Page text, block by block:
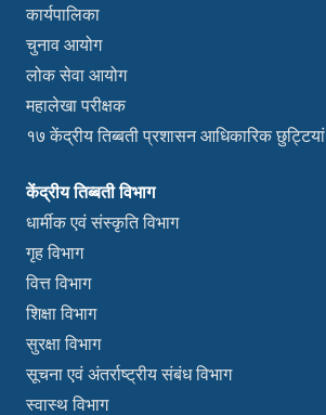
कार्यपालिका
चुनाव आयोग
लोक सेवा आयोग
महालेखा परीक्षक
१७ केंद्रीय तिब्बती प्रशासन आधिकारिक छुट्टियां
केंद्रीय तिब्बती विभाग
धार्मीक एवं संस्कृति विभाग
गृह विभाग
वित्त विभाग
शिक्षा विभाग
सुरक्षा विभाग
सूचना एवं अंतर्राष्ट्रीय संबंध विभाग
स्वास्थ विभाग